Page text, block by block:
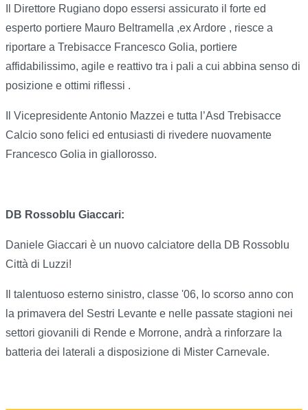
Il Direttore Rugiano dopo essersi assicurato il forte ed
esperto portiere Mauro Beltramella ,ex Ardore , riesce a
riportare a Trebisacce Francesco Golia, portiere
affidabilissimo, agile e reattivo tra i pali a cui abbina senso di
posizione e ottimi riflessi .
Il Vicepresidente Antonio Mazzei e tutta l’Asd Trebisacce
Calcio sono felici ed entusiasti di rivedere nuovamente
Francesco Golia in giallorosso.
DB Rossoblu Giaccari:
Daniele Giaccari è un nuovo calciatore della DB Rossoblu
Città di Luzzi!
Il talentuoso esterno sinistro, classe '06, lo scorso anno con
la primavera del Sestri Levante e nelle passate stagioni nei
settori giovanili di Rende e Morrone, andrà a rinforzare la
batteria dei laterali a disposizione di Mister Carnevale.